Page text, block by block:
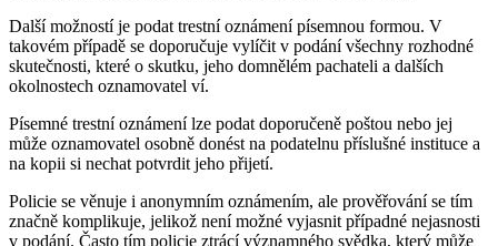
Další možností je podat trestní oznámení písemnou formou. V
takovém případě se doporučuje vylíčit v podání všechny rozhodné
skutečnosti, které o skutku, jeho domnělém pachateli a dalších
okolnostech oznamovatel ví.
Písemné trestní oznámení lze podat doporučeně poštou nebo jej
může oznamovatel osobně donést na podatelnu příslušné instituce a
na kopii si nechat potvrdit jeho přijetí.
Policie se věnuje i anonymním oznámením, ale prověřování se tím
značně komplikuje, jelikož není možné vyjasnit případné nejasnosti
v podání. Často tím policie ztrácí významného svědka, který může